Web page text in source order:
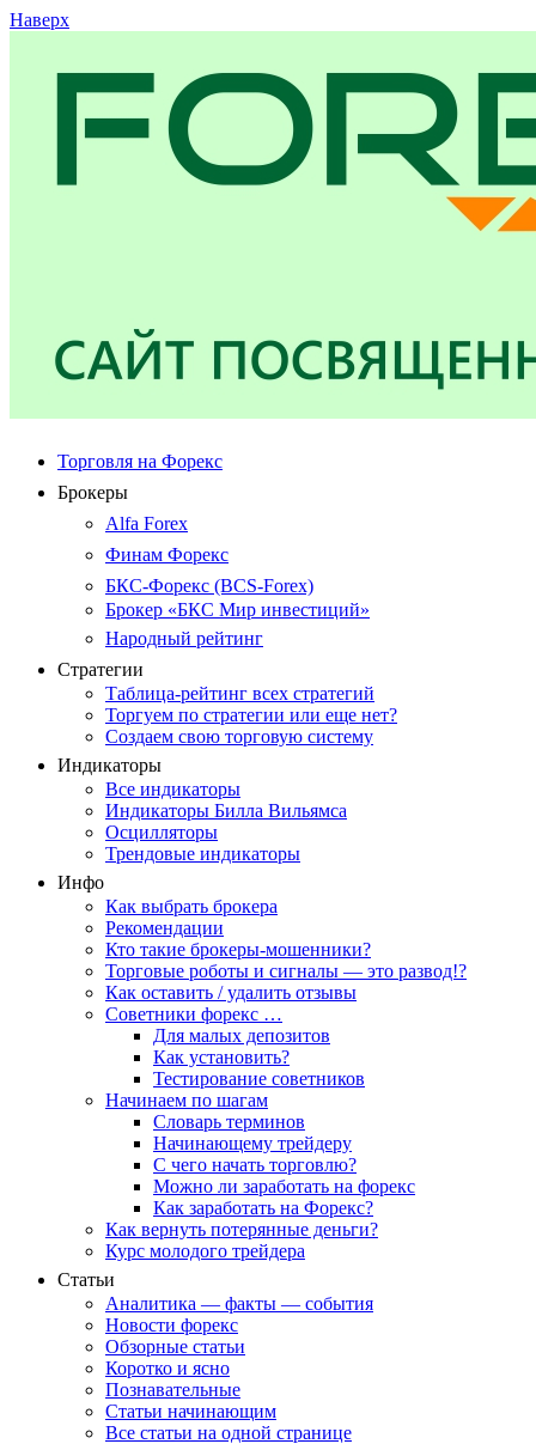
Наверх
Торговля на Форекс
Брокеры
Alfa Forex
Финам Форекс
БКС-Форекс (BCS-Forex)
Брокер «БКС Мир инвестиций»
Народный рейтинг
Стратегии
Таблица-рейтинг всех стратегий
Торгуем по стратегии или еще нет?
Создаем свою торговую систему
Индикаторы
Все индикаторы
Индикаторы Билла Вильямса
Осцилляторы
Трендовые индикаторы
Инфо
Как выбрать брокера
Рекомендации
Кто такие брокеры-мошенники?
Торговые роботы и сигналы — это развод!?
Как оставить / удалить отзывы
Советники форекс …
Для малых депозитов
Как установить?
Тестирование советников
Начинаем по шагам
Словарь терминов
Начинающему трейдеру
С чего начать торговлю?
Можно ли заработать на форекс
Как заработать на Форекс?
Как вернуть потерянные деньги?
Курс молодого трейдера
Статьи
Аналитика — факты — события
Новости форекс
Обзорные статьи
Коротко и ясно
Познавательные
Статьи начинающим
Все статьи на одной странице